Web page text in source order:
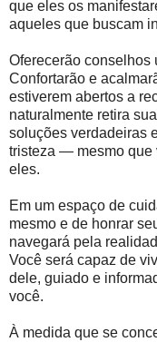
que eles os
aqueles que buscam
Oferecerão conselhos
Confortarão e
estiverem abertos a
naturalmente retira
soluções verdadeiras
tristeza — mesmo que
eles.
Em um espaço de
mesmo e de honrar
navegará pela
Você será capaz de
dele, guiado e
você.
À medida que se